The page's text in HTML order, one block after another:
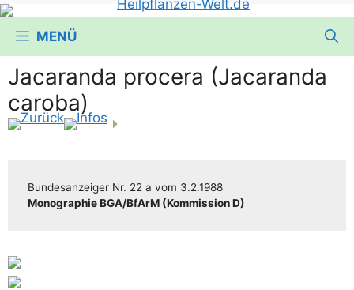
MENÜ
Jacaranda procera (Jacaranda
caroba)
Bun­des­an­zei­ger Nr. 22 a vom 3.2.1988
Mono­gra­phie BGA/​​BfArM (Kom­mis­si­on D)